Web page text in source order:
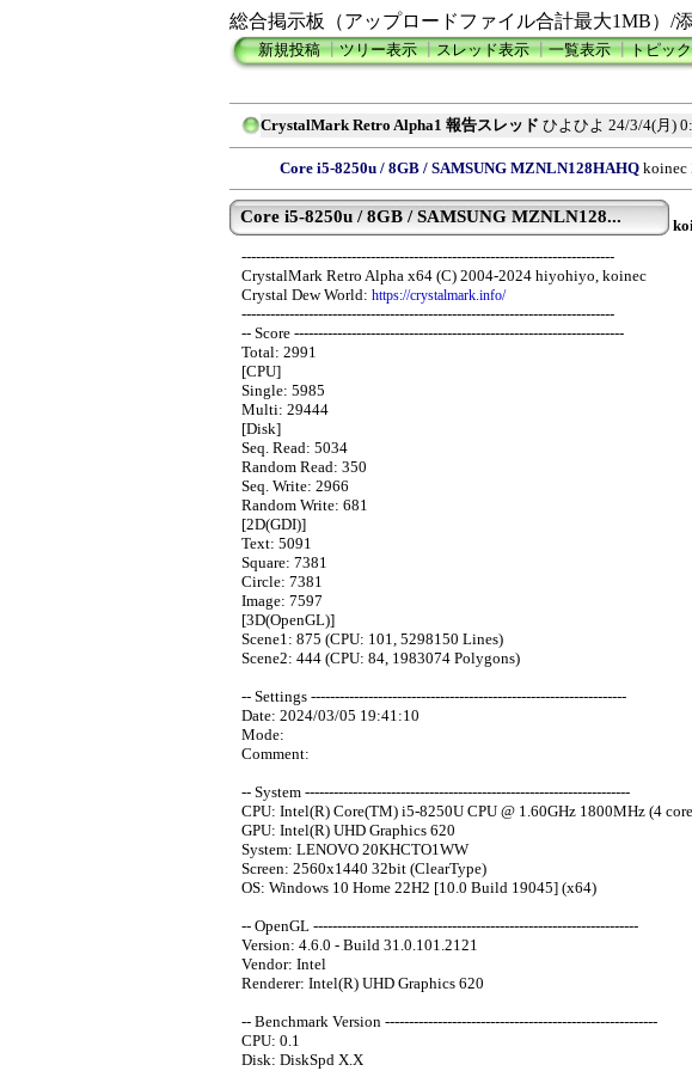
総合掲示板（アップロードファイル合計最大1MB）/
新規投稿┃ツリー表示┃スレッド表示┃一覧表示┃トピッ
CrystalMark Retro Alpha1 報告スレッド ひよひよ 24/3/4(月)
Core i5-8250u / 8GB / SAMSUNG MZNLN128HAHQ koinec
Core i5-8250u / 8GB / SAMSUNG MZNLN128...
------------------------------------------------------------------------------
CrystalMark Retro Alpha x64 (C) 2004-2024 hiyohiyo, koinec
Crystal Dew World: https://crystalmark.info/
------------------------------------------------------------------------------
-- Score ---------------------------------------------------------------------
Total: 2991
[CPU]
Single: 5985
Multi: 29444
[Disk]
Seq. Read: 5034
Random Read: 350
Seq. Write: 2966
Random Write: 681
[2D(GDI)]
Text: 5091
Square: 7381
Circle: 7381
Image: 7597
[3D(OpenGL)]
Scene1: 875 (CPU: 101, 5298150 Lines)
Scene2: 444 (CPU: 84, 1983074 Polygons)
-- Settings ------------------------------------------------------------------
Date: 2024/03/05 19:41:10
Mode:
Comment:
-- System --------------------------------------------------------------------
CPU: Intel(R) Core(TM) i5-8250U CPU @ 1.60GHz 1800MHz (4
GPU: Intel(R) UHD Graphics 620
System: LENOVO 20KHCTO1WW
Screen: 2560x1440 32bit (ClearType)
OS: Windows 10 Home 22H2 [10.0 Build 19045] (x64)
-- OpenGL --------------------------------------------------------------------
Version: 4.6.0 - Build 31.0.101.2121
Vendor: Intel
Renderer: Intel(R) UHD Graphics 620
-- Benchmark Version ---------------------------------------------------------
CPU: 0.1
Disk: DiskSpd X.X